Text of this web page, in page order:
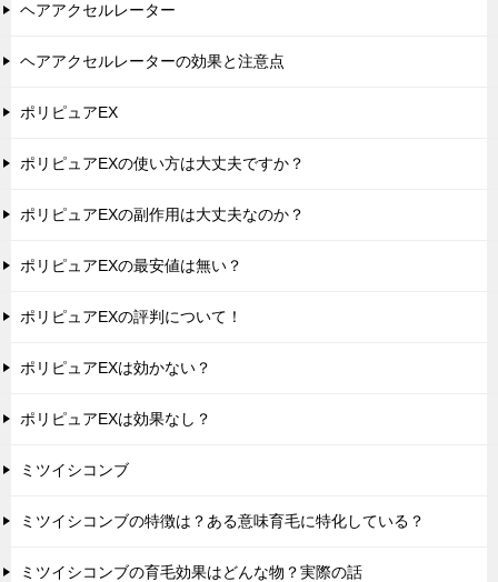
ヘアアクセルレーター
ヘアアクセルレーターの効果と注意点
ポリピュアEX
ポリピュアEXの使い方は大丈夫ですか？
ポリピュアEXの副作用は大丈夫なのか？
ポリピュアEXの最安値は無い？
ポリピュアEXの評判について！
ポリピュアEXは効かない？
ポリピュアEXは効果なし？
ミツイシコンブ
ミツイシコンブの特徴は？ある意味育毛に特化している？
ミツイシコンブの育毛効果はどんな物？実際の話